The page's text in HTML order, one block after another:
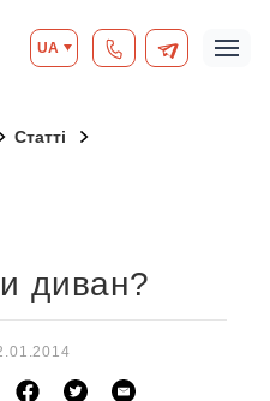
UA
Статті
диван?